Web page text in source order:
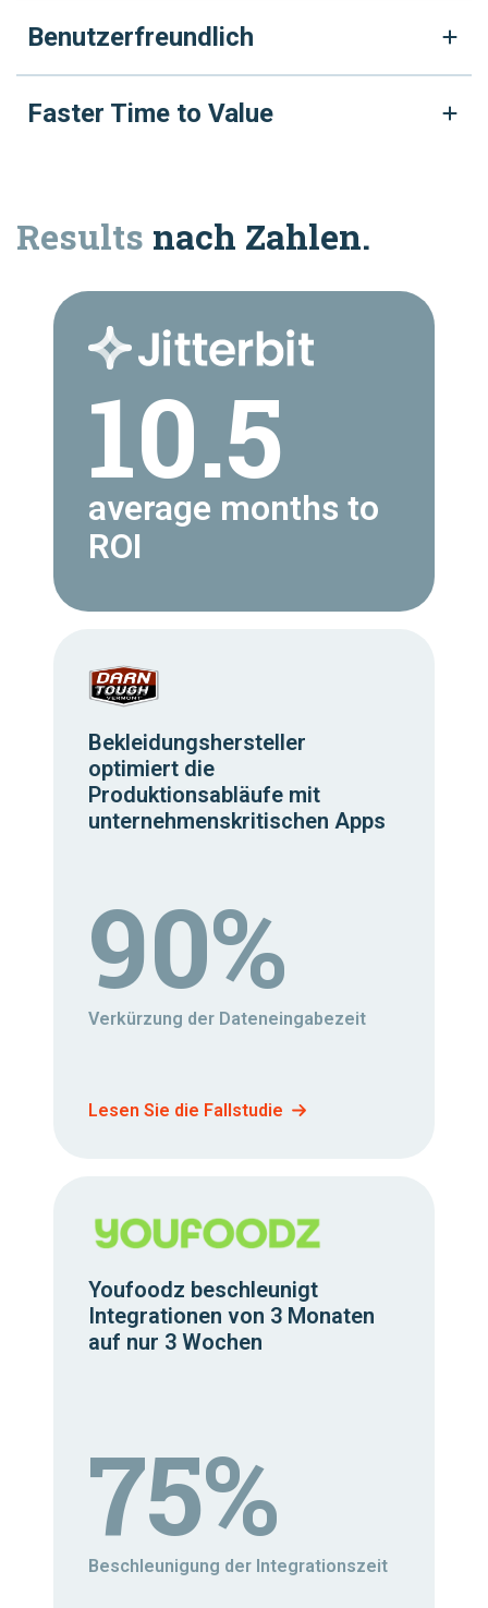
Benutzerfreundlich
Faster Time to Value
Results nach Zahlen.
10.5
average months to
ROI
Bekleidungshersteller
optimiert die
Produktionsabläufe mit
unternehmenskritischen Apps
90%
Verkürzung der Dateneingabezeit
Lesen Sie die Fallstudie
Youfoodz beschleunigt
Integrationen von 3 Monaten
auf nur 3 Wochen
75%
Beschleunigung der Integrationszeit